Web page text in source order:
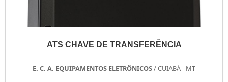
ATS CHAVE DE TRANSFERÊNCIA
E. C. A. EQUIPAMENTOS ELETRÔNICOS/ CUIABÁ - MT